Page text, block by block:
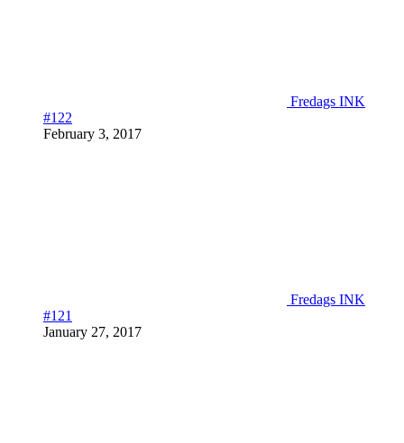
Fredags INK
#122
February 3, 2017
Fredags INK
#121
January 27, 2017